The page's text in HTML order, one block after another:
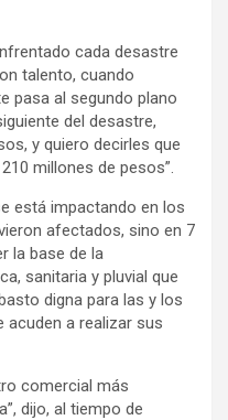
cada desastre
talento, cuando
pasa al segundo plano
del desastre,
y quiero decirles que
millones de pesos”.
está impactando en los
afectados, sino en 7
la base de la
sanitaria y pluvial que
digna para las y los
acuden a realizar sus
comercial más
dijo, al tiempo de